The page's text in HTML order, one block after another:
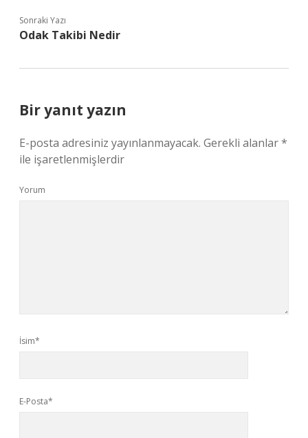
Sonraki Yazı
Odak Takibi Nedir
Bir yanıt yazın
E-posta adresiniz yayınlanmayacak. Gerekli alanlar*
ile işaretlenmişlerdir
Yorum
İsim*
E-Posta*